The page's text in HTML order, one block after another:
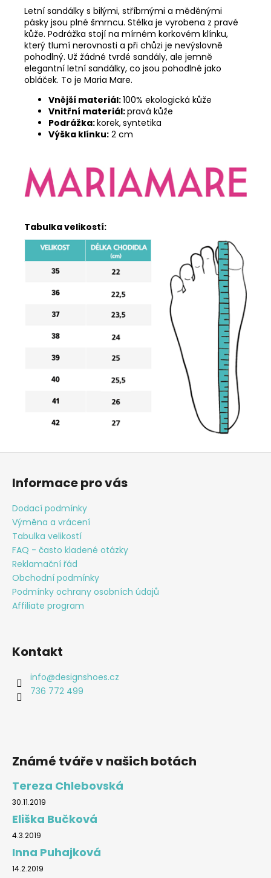
Letní sandálky s bilými, stříbrnými a měděnými
pásky jsou plné šmrncu. Stélka je vyrobena z pravé
kůže. Podrážka stojí na mírném korkovém klínku,
který tlumí nerovnosti a při chůzi je nevýslovně
pohodlný. Už žádné tvrdé sandály, ale jemně
elegantní letní sandálky, co jsou pohodlné jako
obláček. To je Maria Mare.
Vnější materiál:100% ekologická kůže
Vnitřní materiál:pravá kůže
Podrážka:korek,syntetika
Výška klínku: 2 cm
Tabulka velikostí:
Z
Informace pro vás
Dodací podmínky
Výměna a vrácení
Tabulka velikostí
FAQ - často kladené otázky
Reklamační řád
Obchodní podmínky
Podmínky ochrany osobních údajů
Affiliate program
Kontakt
info@designshoes.cz
736 772 499
Známé tváře v našich botách
Tereza Chlebovská
30.11.2019
Eliška Bučková
4.3.2019
Inna Puhajková
14.2.2019